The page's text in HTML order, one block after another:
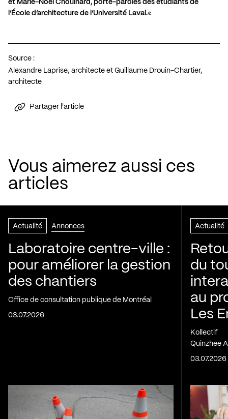
et Marie-Noël Chouinard, porte-paroles des étudiants de
l’École d’architecture de l’Université Laval.«
Source :
Alexandre Laprise, architecte et Guillaume Drouin-Chartier,
architecte
Partager l'article
Vous aimerez aussi ces
articles
Actualité Annonces
Laboratoire centre-ville :
pour améliorer la gestion
des chantiers
Office de consultation publique de Montréal
03.07.2026
Actualité
du
au
Les
Kollectif
Quinzhee
03.07.2026